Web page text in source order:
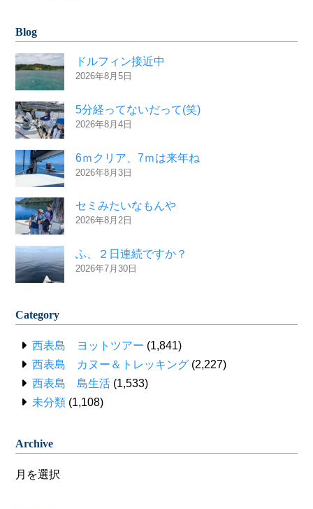
Blog
ドルフィン接近中
2026年8月5日
5分経ってないだって(笑)
2026年8月4日
6ｍクリア、7ｍは来年ね
2026年8月3日
セミみたいなもんや
2026年8月2日
ふ、２日連続ですか？
2026年7月30日
Category
西表島 ヨットツアー (1,841)
西表島 カヌー＆トレッキング (2,227)
西表島 島生活 (1,533)
未分類 (1,108)
Archive
Archive